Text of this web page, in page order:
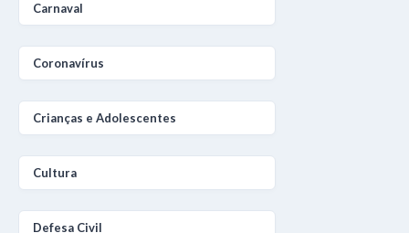
Carnaval
Coronavírus
Crianças e Adolescentes
Cultura
Defesa Civil